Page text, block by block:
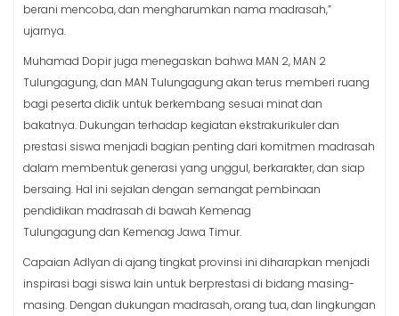
berani mencoba, dan mengharumkan nama madrasah,”
ujarnya.
Muhamad Dopir juga menegaskan bahwa MAN 2, MAN 2
Tulungagung, dan MAN Tulungagung akan terus memberi ruang
bagi peserta didik untuk berkembang sesuai minat dan
bakatnya. Dukungan terhadap kegiatan ekstrakurikuler dan
prestasi siswa menjadi bagian penting dari komitmen madrasah
dalam membentuk generasi yang unggul, berkarakter, dan siap
bersaing. Hal ini sejalan dengan semangat pembinaan
pendidikan madrasah di bawah Kemenag
Tulungagung dan Kemenag Jawa Timur.
Capaian Adlyan di ajang tingkat provinsi ini diharapkan menjadi
inspirasi bagi siswa lain untuk berprestasi di bidang masing-
masing. Dengan dukungan madrasah, orang tua, dan lingkungan